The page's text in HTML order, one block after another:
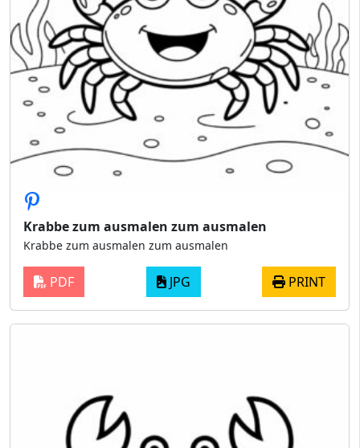
Krabbe zum ausmalen zum ausmalen
Krabbe zum ausmalen zum ausmalen
PDF JPG PRINT